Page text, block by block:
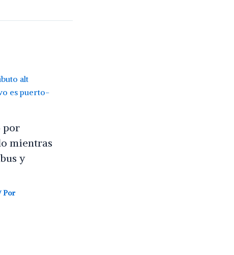
por
mientras
y